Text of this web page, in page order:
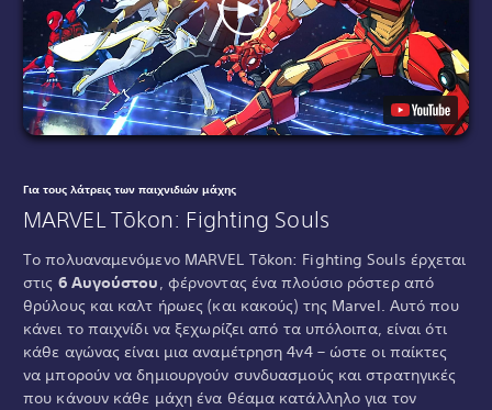
Για τους λάτρεις των παιχνιδιών μάχης
MARVEL Tōkon: Fighting Souls
Το πολυαναμενόμενο MARVEL Tōkon: Fighting Souls έρχεται
στις 6 Αυγούστου, φέρνοντας ένα πλούσιο ρόστερ από
θρύλους και καλτ ήρωες (και κακούς) της Marvel. Αυτό που
κάνει το παιχνίδι να ξεχωρίζει από τα υπόλοιπα, είναι ότι
κάθε αγώνας είναι μια αναμέτρηση 4v4 – ώστε οι παίκτες
να μπορούν να δημιουργούν συνδυασμούς και στρατηγικές
που κάνουν κάθε μάχη ένα θέαμα κατάλληλο για τον